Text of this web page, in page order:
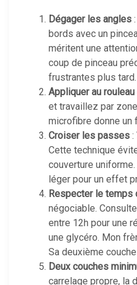
Dégager les angles
bords avec un
méritent une
coup de pinceau
frustrantes plus tard.
Appliquer au rouleau
et travaillez par
microfibre donne un
Croiser les passes :
Cette technique
couverture
léger pour un effet
Respecter le temps
négociable.
entre 12h pour une
une glycéro. Mon
Sa deuxième
Deux couches
carrelage propre, la